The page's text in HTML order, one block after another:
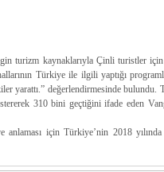
turizm kaynaklarıyla Çinli turistler
Türkiye ile ilgili yaptığı
yarattı.” değerlendirmesinde
310 bini geçtiğini ifade eden
anlaması için Türkiye’nin 2018